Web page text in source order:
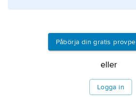
Påbörja din gratis
eller
Logga in